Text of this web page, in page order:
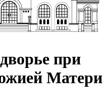
при
Матери